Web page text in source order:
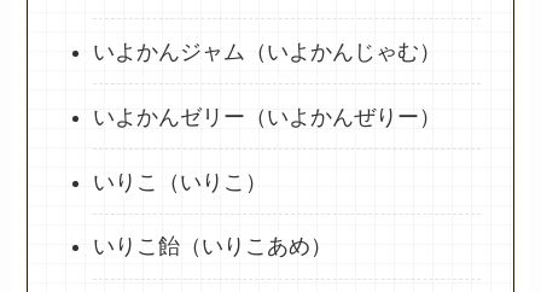
いよかんジャム（いよかんじゃむ）
いよかんゼリー（いよかんぜりー）
いりこ（いりこ）
いりこ飴（いりこあめ）